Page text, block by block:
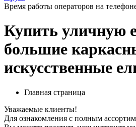
Время работы операторов на
Купить уличную
большие
искусственные
Главная страница
Уважаемые клиенты!
Для ознакомления с полным